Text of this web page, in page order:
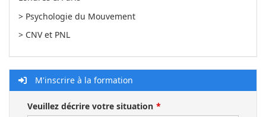
> Psychologie du Mouvement
> CNV et PNL
M'inscrire à la formation
Veuillez décrire votre situation